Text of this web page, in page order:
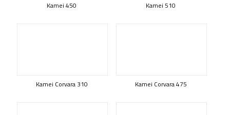
Kamei 450 Kamei 510
Kamei Corvara 310 Kamei Corvara 475